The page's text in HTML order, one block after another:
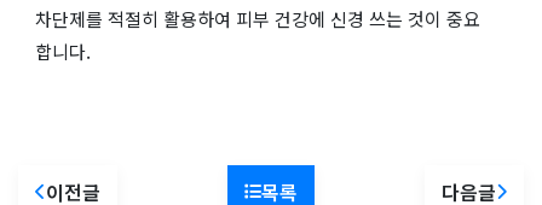
차단제를 적절히 활용하여 피부 건강에 신경 쓰는 것이 중요
합니다.
이전글 목록 다음글